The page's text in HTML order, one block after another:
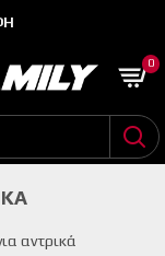
0
αντρικά